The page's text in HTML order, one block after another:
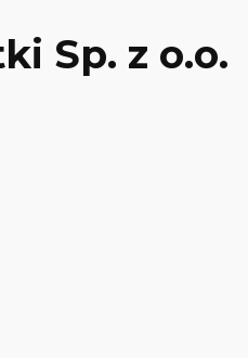
Sp. z o.o.